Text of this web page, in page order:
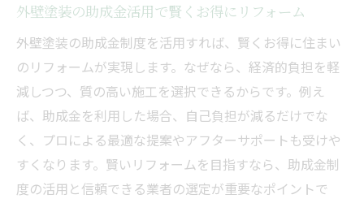
外壁塗装の助成金活用で賢くお得にリフォーム
外壁塗装の助成金制度を活用すれば、賢くお得に住まい
のリフォームが実現します。なぜなら、経済的負担を軽
減しつつ、質の高い施工を選択できるからです。例え
ば、助成金を利用した場合、自己負担が減るだけでな
く、プロによる最適な提案やアフターサポートも受けや
すくなります。賢いリフォームを目指すなら、助成金制
度の活用と信頼できる業者の選定が重要なポイントで